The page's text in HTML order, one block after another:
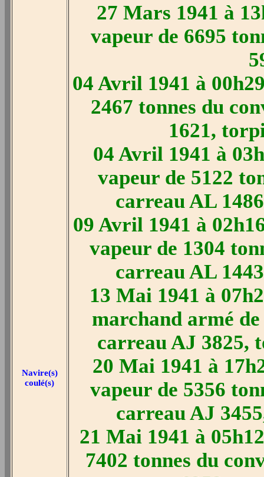
Navire(s)
coulé(s)
27 Mars 1941 à
vapeur de 6695
04 Avril 1941 à
2467 tonnes du
1621,
04 Avril 1941 à
vapeur de 5122
carreau AL
09 Avril 1941 à
vapeur de 1304
carreau AL
13 Mai 1941 à
marchand armé
carreau AJ 3825,
20 Mai 1941 à
vapeur de 5356
carreau AJ
21 Mai 1941 à
7402 tonnes du